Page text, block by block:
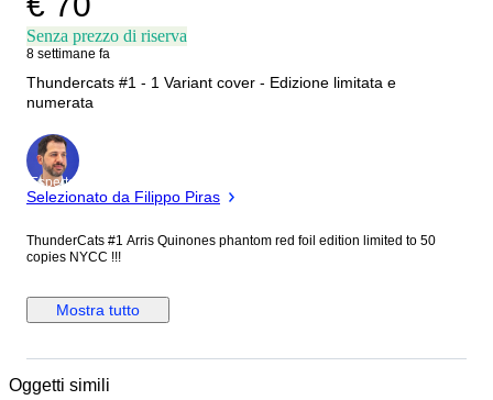
Senza prezzo di riserva
8 settimane fa
Thundercats #1 - 1 Variant cover - Edizione limitata e
numerata
Esperto
Selezionato da Filippo Piras
ThunderCats #1 Arris Quinones phantom red foil edition limited to 50
copies NYCC !!!
Mostra tutto
Oggetti simili